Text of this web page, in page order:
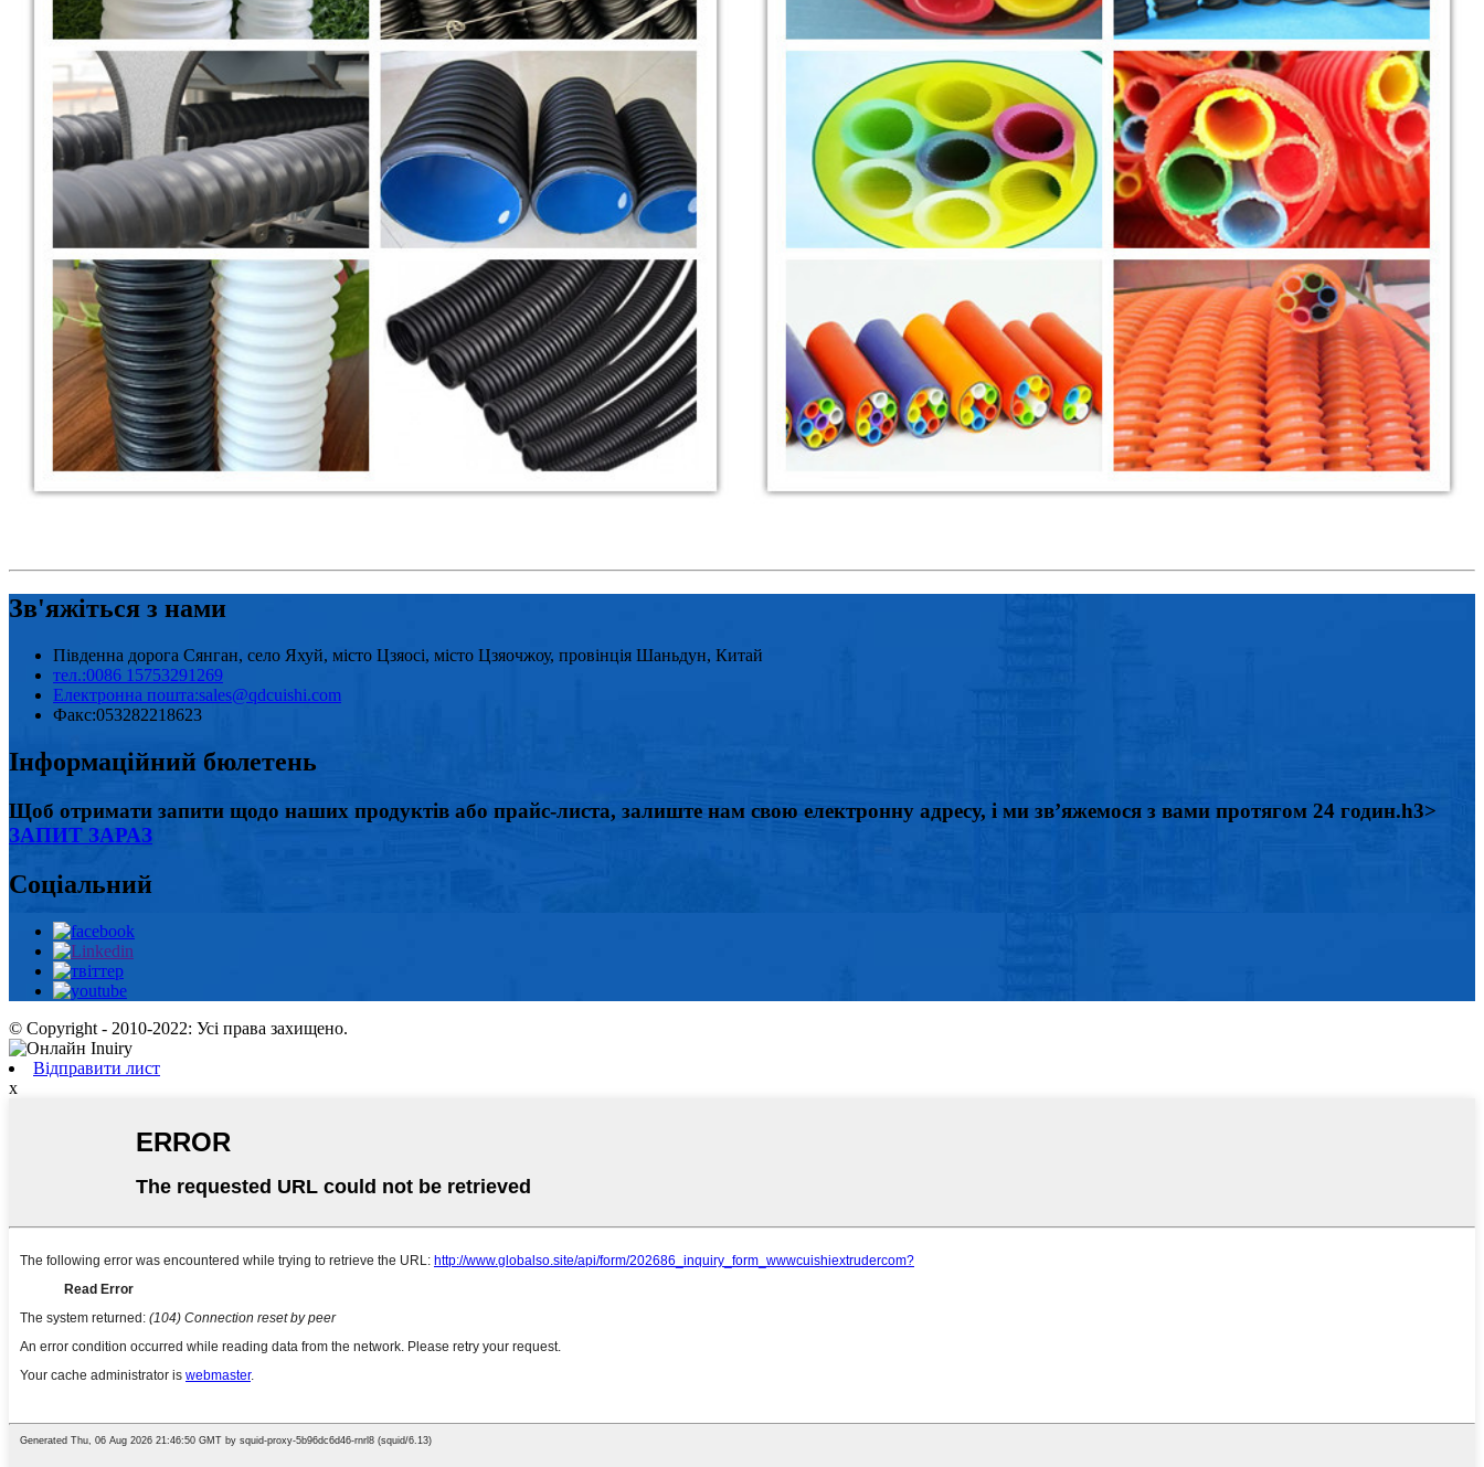
Зв'яжіться з нами
Південна дорога Сянган, село Яхуй, місто Цзяосі, місто Цзяочжоу, провінція Шаньдун, Китай
тел.:0086 15753291269
Електронна пошта:sales@qdcuishi.com
Факс:053282218623
Інформаційний бюлетень
Щоб отримати запити щодо наших продуктів або прайс-листа, залиште нам свою електронну адресу, і ми зв’яжемося з вами протягом 24 годин.h3>
ЗАПИТ ЗАРАЗ
Соціальний
© Copyright - 2010-2022: Усі права захищено.
Відправити лист
x